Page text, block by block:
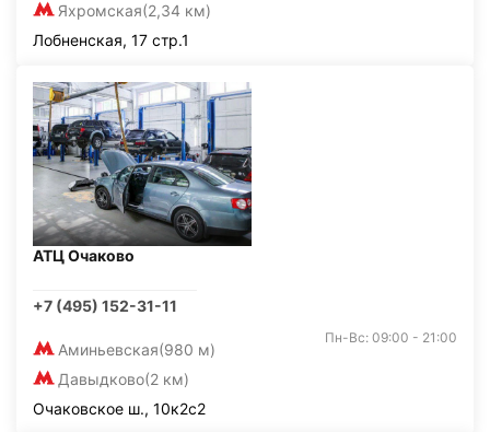
Яхромская(2,34 км)
Лобненская, 17 стр.1
АТЦ Очаково
+7 (495) 152-31-11
Аминьевская(980 м)
Давыдково(2 км)
Пн-Вс: 09:00 - 21:00
Очаковское ш., 10к2с2